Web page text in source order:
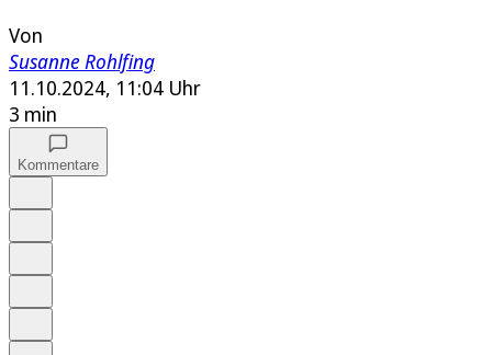
Von
Susanne Rohlfing
11.10.2024, 11:04 Uhr
3 min
Kommentare